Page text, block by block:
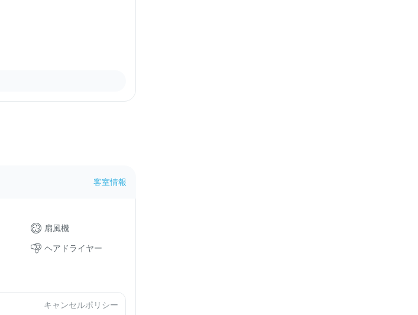
客室情報
扇風機
ヘアドライヤー
キャンセルポリシー